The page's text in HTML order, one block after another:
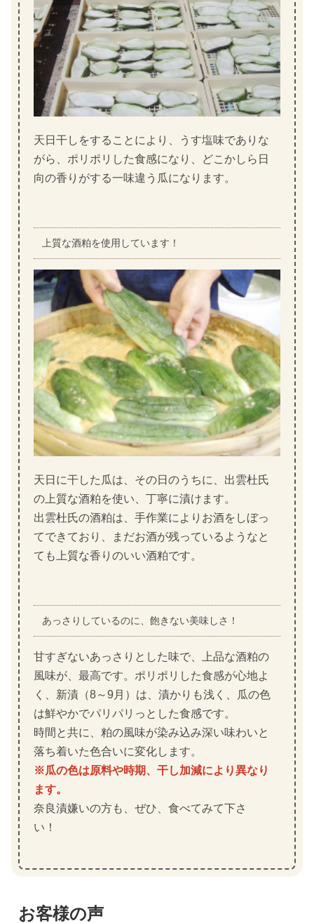
天日干しをすることにより、うす塩味でありな
がら、ポリポリした食感になり、どこかしら日
向の香りがする一味違う瓜になります。
上質な酒粕を使用しています！
天日に干した瓜は、その日のうちに、出雲杜氏
の上質な酒粕を使い、丁寧に漬けます。
出雲杜氏の酒粕は、手作業によりお酒をしぼっ
てできており、まだお酒が残っているようなと
ても上質な香りのいい酒粕です。
あっさりしているのに、飽きない美味しさ！
甘すぎないあっさりとした味で、上品な酒粕の
風味が、最高です。ポリポリした食感が心地よ
く、新漬（8～9月）は、漬かりも浅く、瓜の色
は鮮やかでパリパリっとした食感です。
時間と共に、粕の風味が染み込み深い味わいと
落ち着いた色合いに変化します。
※瓜の色は原料や時期、干し加減により異なり
ます。
奈良漬嫌いの方も、ぜひ、食べてみて下さ
い！
お客様の声